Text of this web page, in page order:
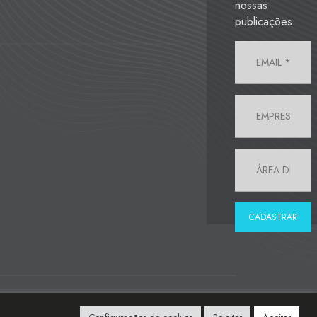
nossas
publicações
Desenvolvido por: Agência ME